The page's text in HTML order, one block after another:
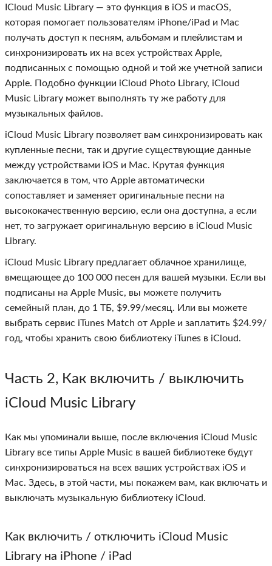
ICloud Music Library — это функция в iOS и macOS,
которая помогает пользователям iPhone/iPad и Mac
получать доступ к песням, альбомам и плейлистам и
синхронизировать их на всех устройствах Apple,
подписанных с помощью одной и той же учетной записи
Apple. Подобно функции iCloud Photo Library, iCloud
Music Library может выполнять ту же работу для
музыкальных файлов.
iCloud Music Library позволяет вам синхронизировать как
купленные песни, так и другие существующие данные
между устройствами iOS и Mac. Крутая функция
заключается в том, что Apple автоматически
сопоставляет и заменяет оригинальные песни на
высококачественную версию, если она доступна, а если
нет, то загружает оригинальную версию в iCloud Music
Library.
iCloud Music Library предлагает облачное хранилище,
вмещающее до 100 000 песен для вашей музыки. Если вы
подписаны на Apple Music, вы можете получить
семейный план, до 1 ТБ, $9.99/месяц. Или вы можете
выбрать сервис iTunes Match от Apple и заплатить $24.99/
год, чтобы хранить свою библиотеку iTunes в iCloud.
Часть 2, Как включить / выключить
іClоud Music Library
Как мы упоминали выше, после включения iCloud Music
Library все типы Apple Music в вашей библиотеке будут
синхронизироваться на всех ваших устройствах iOS и
Mac. Здесь, в этой части, мы покажем вам, как включать и
выключать музыкальную библиотеку iCloud.
Как включить / отключить iCloud Music
Library на iPhone / iPad